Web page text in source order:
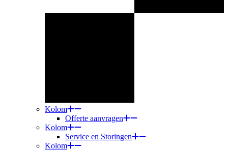
Kolom
Offerte aanvragen
Kolom
Service en Storingen
Kolom